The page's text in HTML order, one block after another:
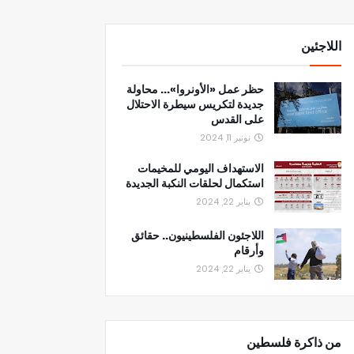
اللاجئين
حظر عمل «الأونروا»... محاولة
جديدة لتكريس سيطرة الاحتلال
على القدس
نونبر 11, 2024
الاستهداف اليومي للمخيمات
استكمال لحلقات النكبة الجديدة
يناير 22, 2024
اللاجئون الفلسطينيون.. حقائق
وأرقام
يناير 22, 2024
من ذاكرة فلسطين